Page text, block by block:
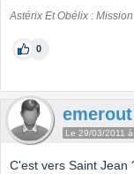
Astérix Et Obélix :
0
emerout
Le 29/03/2011
C'est vers Saint Jean